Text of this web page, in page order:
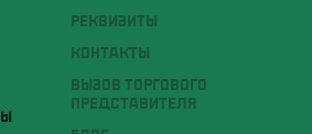
РЕКВИЗИТЫ
КОНТАКТЫ
ВЫЗОВ ТОРГОВОГО
ПРЕДСТАВИТЕЛЯ